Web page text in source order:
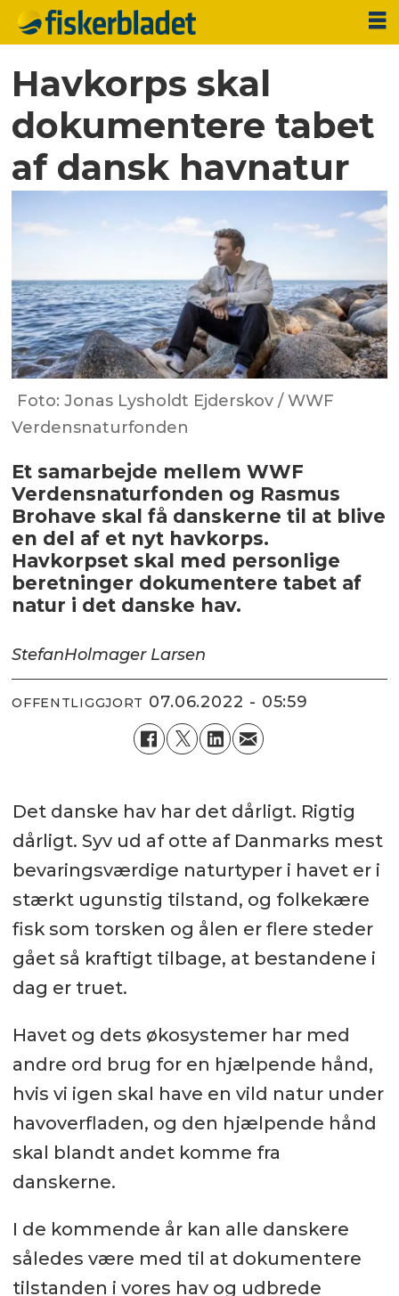
Havkorps skal
dokumentere tabet
af dansk havnatur
Foto: Jonas Lysholdt Ejderskov / WWF
Verdensnaturfonden
Et samarbejde mellem WWF
Verdensnaturfonden og Rasmus
Brohave skal få danskerne til at blive
en del af et nyt havkorps.
Havkorpset skal med personlige
beretninger dokumentere tabet af
natur i det danske hav.
StefanHolmager Larsen
OFFENTLIGGJORT 07.06.2022 - 05:59
Det danske hav har det dårligt. Rigtig
dårligt. Syv ud af otte af Danmarks mest
bevaringsværdige naturtyper i havet er i
stærkt ugunstig tilstand, og folkekære
fisk som torsken og ålen er flere steder
gået så kraftigt tilbage, at bestandene i
dag er truet.
Havet og dets økosystemer har med
andre ord brug for en hjælpende hånd,
hvis vi igen skal have en vild natur under
havoverfladen, og den hjælpende hånd
skal blandt andet komme fra
danskerne.
I de kommende år kan alle danskere
således være med til at dokumentere
tilstanden i vores hav og udbrede